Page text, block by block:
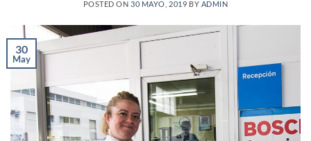
POSTED ON30 MAYO, 2019 BY ADMIN
30
May